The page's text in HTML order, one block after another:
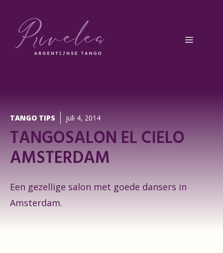
Menu
TANGO TIPS juli 4, 2014
TANGOSALON EL CIELO
AMSTERDAM
Een gezellige salon met goede dansers in
Amsterdam.